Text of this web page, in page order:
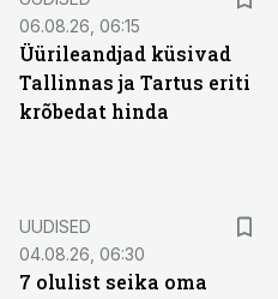
06.08.26, 06:15
Üürileandjad küsivad
Tallinnas ja Tartus eriti
krõbedat hinda
UUDISED
04.08.26, 06:30
7 olulist seika oma